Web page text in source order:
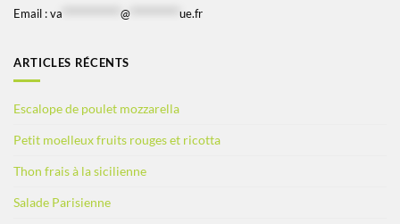
Email : va @ ue.fr
ARTICLES RÉCENTS
Escalope de poulet mozzarella
Petit moelleux fruits rouges et ricotta
Thon frais à la sicilienne
Salade Parisienne